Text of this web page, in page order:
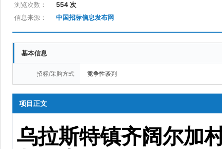
浏览次数：
554 次
信息来源：
中国招标信息发布网
基本信息
招标/采购方式 竞争性谈判
项目正文